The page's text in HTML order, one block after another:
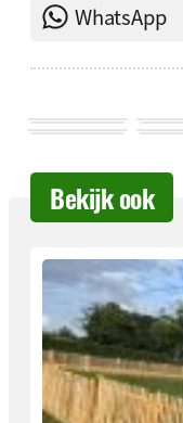
WhatsApp
Bekijk ook